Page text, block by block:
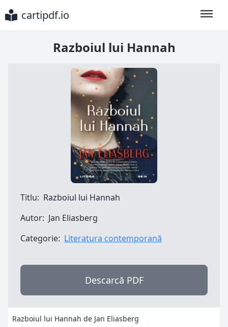
cartipdf.io
Razboiul lui Hannah
Titlu: Razboiul lui Hannah
Autor: Jan Eliasberg
Categorie: Literatura contemporană
Descarcă PDF
Razboiul lui Hannah de Jan Eliasberg